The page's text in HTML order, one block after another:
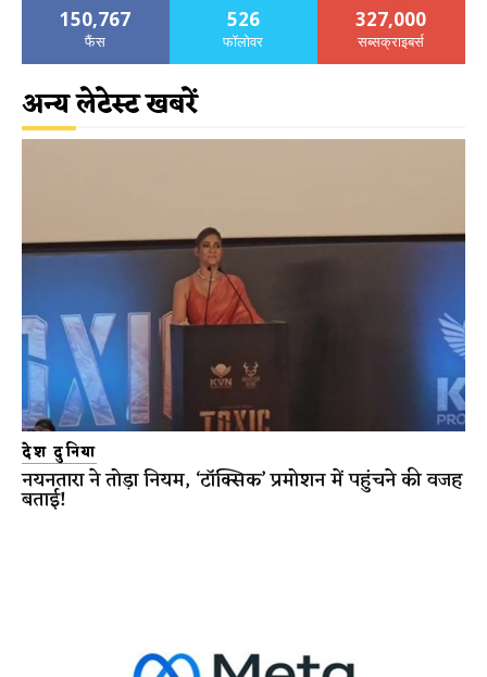
150,767
फैंस
526
फॉलोवर
327,000
सब्सक्राइबर्स
अन्य लेटेस्ट खबरें
देश दुनिया
नयनतारा ने तोड़ा नियम, ‘टॉक्सिक’ प्रमोशन में पहुंचने की वजह
बताई!